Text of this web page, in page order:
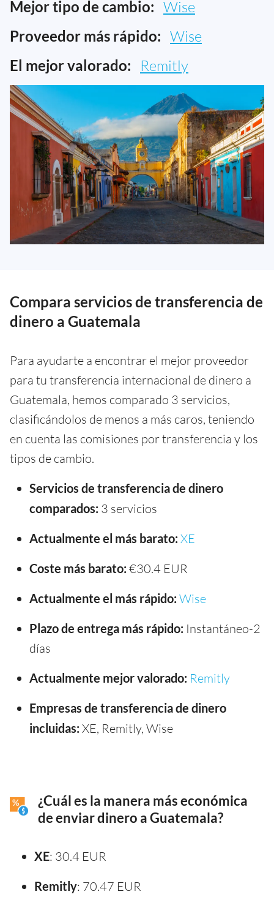
Mejor tipo de cambio: Wise
Proveedor más rápido: Wise
El mejor valorado: Remitly
Compara servicios de transferencia de
dinero a Guatemala
Para ayudarte a encontrar el mejor proveedor
para tu transferencia internacional de dinero a
Guatemala, hemos comparado 3 servicios,
clasificándolos de menos a más caros, teniendo
en cuenta las comisiones por transferencia y los
tipos de cambio.
Servicios de transferencia de dinero
comparados: 3 servicios
Actualmente el más barato: XE
Coste más barato: €30.4 EUR
Actualmente el más rápido: Wise
Plazo de entrega más rápido: Instantáneo-2
días
Actualmente mejor valorado: Remitly
Empresas de transferencia de dinero
incluidas: XE, Remitly, Wise
¿Cuál es la manera más económica
de enviar dinero a Guatemala?
XE: 30.4 EUR
Remitly: 70.47 EUR